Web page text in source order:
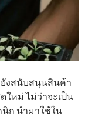
ยังสนับสนุนสินค้า
หม่ ไม่ว่าจะเป็น
นิก นำมาใช้ใน